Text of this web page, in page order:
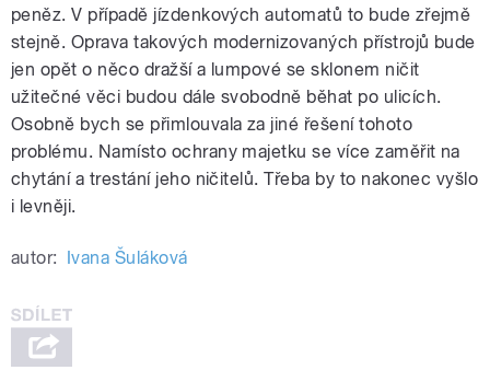
peněz. V případě jízdenkových automatů to bude zřejmě
stejně. Oprava takových modernizovaných přístrojů bude
jen opět o něco dražší a lumpové se sklonem ničit
užitečné věci budou dále svobodně běhat po ulicích.
Osobně bych se přimlouvala za jiné řešení tohoto
problému. Namísto ochrany majetku se více zaměřit na
chytání a trestání jeho ničitelů. Třeba by to nakonec vyšlo
i levněji.
autor: Ivana Šuláková